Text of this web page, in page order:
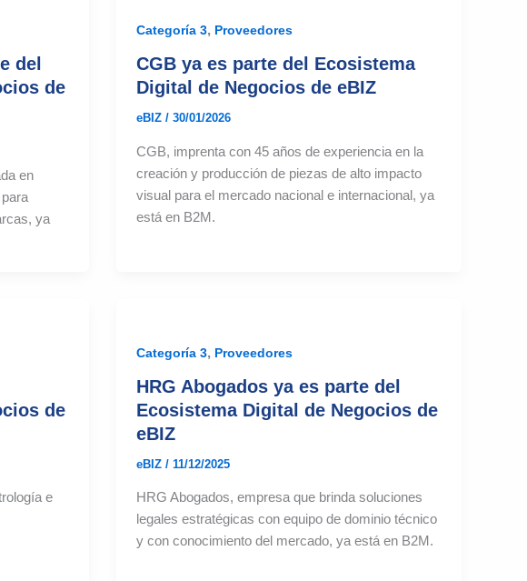
del
de
en
ya
Categoría 3, Proveedores
CGB ya es parte del Ecosistema
Digital de Negocios de eBIZ
eBIZ/30/01/2026
CGB, imprenta con 45 años de experiencia en la
creación y producción de piezas de alto impacto
visual para el mercado nacional e internacional, ya
está en B2M.
de
e
Categoría 3, Proveedores
HRG Abogados ya es parte del
Ecosistema Digital de Negocios de
eBIZ
eBIZ/11/12/2025
HRG Abogados, empresa que brinda soluciones
legales estratégicas con equipo de dominio técnico
y con conocimiento del mercado, ya está en B2M.